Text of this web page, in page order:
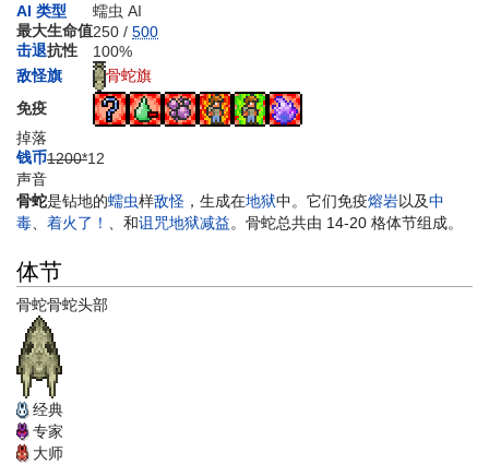
AI 类型
蠕虫 AI
最大生命值250 / 500
击退抗性
100%
敌怪旗
骨蛇旗
免疫
掉落
钱币1200*12
声音
骨蛇是钻地的蠕虫样敌怪 ，生成在地狱中。它们免疫熔岩以及中
毒、 着火了！ 、和诅咒地狱减益。骨蛇总共由 14-20 格体节组成。
体节
骨蛇骨蛇头部
经典
专家
大师